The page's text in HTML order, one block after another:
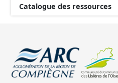
Catalogue des ressources